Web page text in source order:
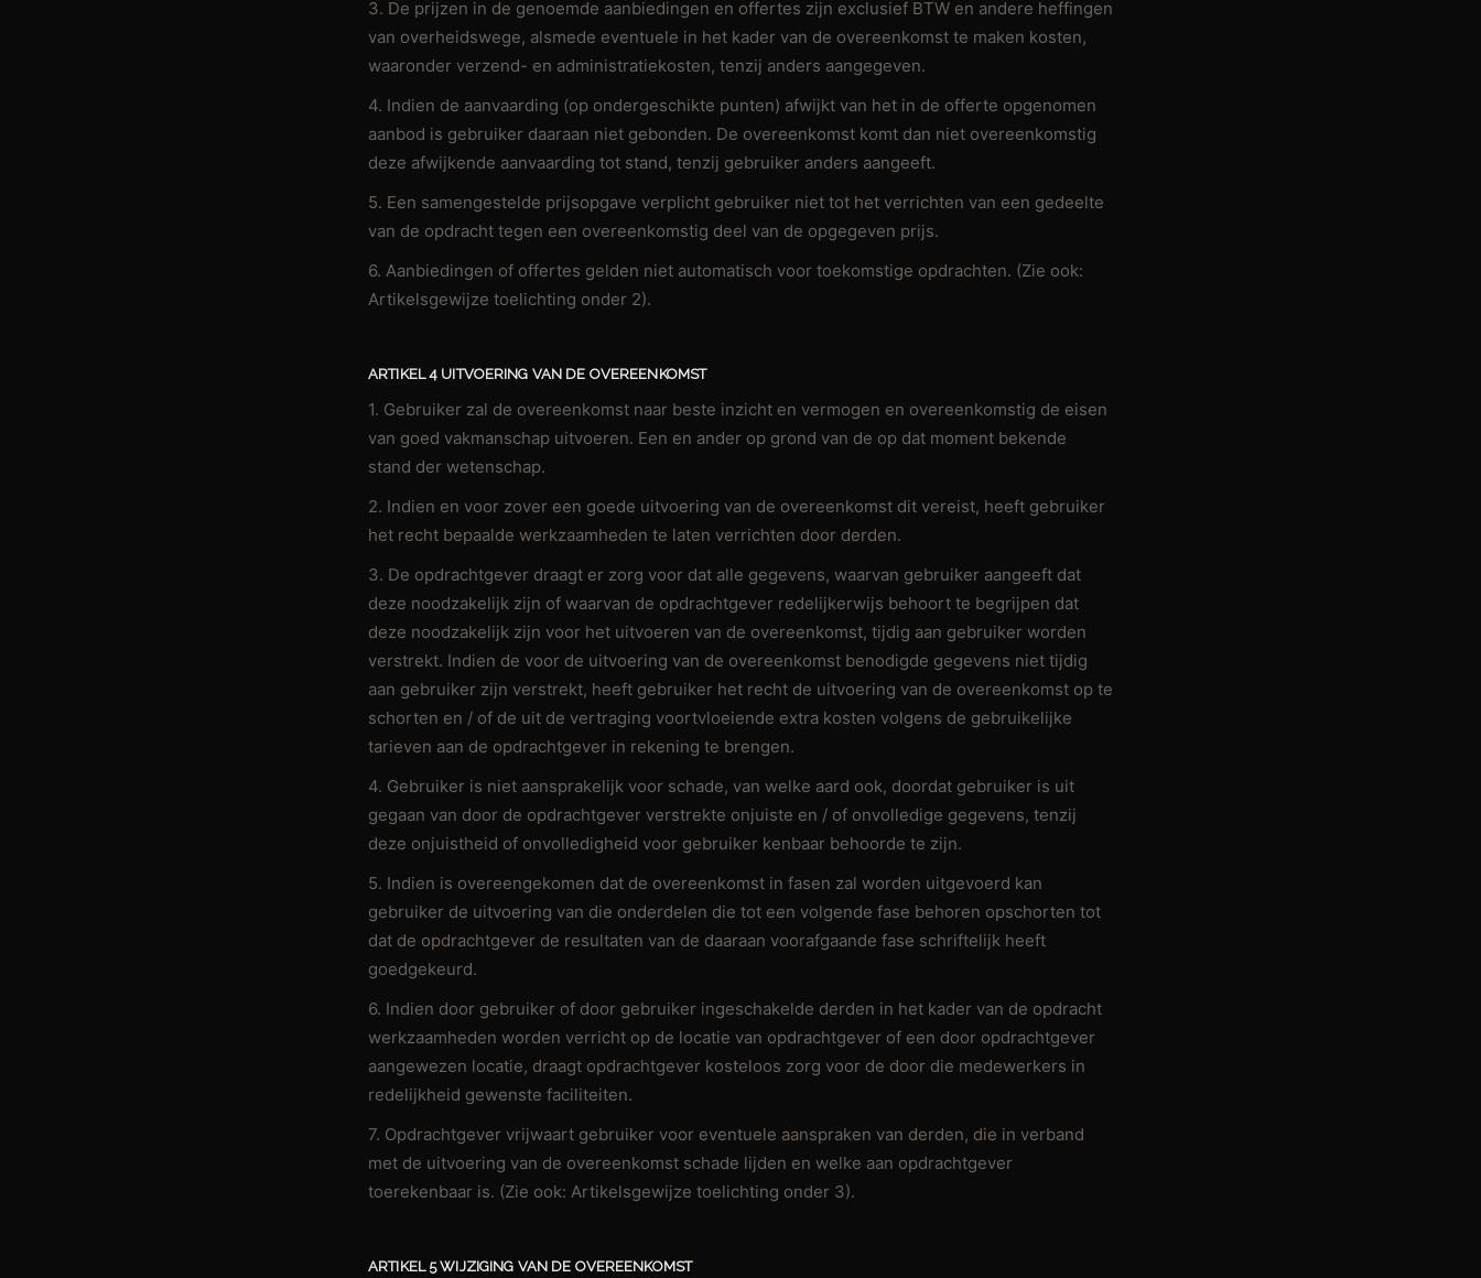
3. De prijzen in de genoemde aanbiedingen en offertes zijn exclusief BTW en andere heffingen
van overheidswege, alsmede eventuele in het kader van de overeenkomst te maken kosten,
waaronder verzend- en administratiekosten, tenzij anders aangegeven.
4. Indien de aanvaarding (op ondergeschikte punten) afwijkt van het in de offerte opgenomen
aanbod is gebruiker daaraan niet gebonden. De overeenkomst komt dan niet overeenkomstig
deze afwijkende aanvaarding tot stand, tenzij gebruiker anders aangeeft.
5. Een samengestelde prijsopgave verplicht gebruiker niet tot het verrichten van een gedeelte
van de opdracht tegen een overeenkomstig deel van de opgegeven prijs.
6. Aanbiedingen of offertes gelden niet automatisch voor toekomstige opdrachten. (Zie ook:
Artikelsgewijze toelichting onder 2).
ARTIKEL 4 UITVOERING VAN DE OVEREENKOMST
1. Gebruiker zal de overeenkomst naar beste inzicht en vermogen en overeenkomstig de eisen
van goed vakmanschap uitvoeren. Een en ander op grond van de op dat moment bekende
stand der wetenschap.
2. Indien en voor zover een goede uitvoering van de overeenkomst dit vereist, heeft gebruiker
het recht bepaalde werkzaamheden te laten verrichten door derden.
3. De opdrachtgever draagt er zorg voor dat alle gegevens, waarvan gebruiker aangeeft dat
deze noodzakelijk zijn of waarvan de opdrachtgever redelijkerwijs behoort te begrijpen dat
deze noodzakelijk zijn voor het uitvoeren van de overeenkomst, tijdig aan gebruiker worden
verstrekt. Indien de voor de uitvoering van de overeenkomst benodigde gegevens niet tijdig
aan gebruiker zijn verstrekt, heeft gebruiker het recht de uitvoering van de overeenkomst op te
schorten en / of de uit de vertraging voortvloeiende extra kosten volgens de gebruikelijke
tarieven aan de opdrachtgever in rekening te brengen.
4. Gebruiker is niet aansprakelijk voor schade, van welke aard ook, doordat gebruiker is uit
gegaan van door de opdrachtgever verstrekte onjuiste en / of onvolledige gegevens, tenzij
deze onjuistheid of onvolledigheid voor gebruiker kenbaar behoorde te zijn.
5. Indien is overeengekomen dat de overeenkomst in fasen zal worden uitgevoerd kan
gebruiker de uitvoering van die onderdelen die tot een volgende fase behoren opschorten tot
dat de opdrachtgever de resultaten van de daaraan voorafgaande fase schriftelijk heeft
goedgekeurd.
6. Indien door gebruiker of door gebruiker ingeschakelde derden in het kader van de opdracht
werkzaamheden worden verricht op de locatie van opdrachtgever of een door opdrachtgever
aangewezen locatie, draagt opdrachtgever kosteloos zorg voor de door die medewerkers in
redelijkheid gewenste faciliteiten.
7. Opdrachtgever vrijwaart gebruiker voor eventuele aanspraken van derden, die in verband
met de uitvoering van de overeenkomst schade lijden en welke aan opdrachtgever
toerekenbaar is. (Zie ook: Artikelsgewijze toelichting onder 3).
ARTIKEL 5 WIJZIGING VAN DE OVEREENKOMST